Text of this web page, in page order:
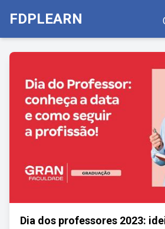
FDPLEARN
Dia dos professores 2023: